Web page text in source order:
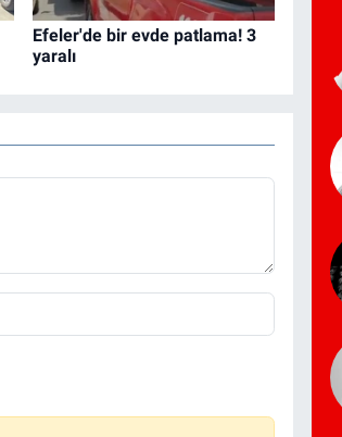
Efeler'de bir evde patlama! 3
yaralı